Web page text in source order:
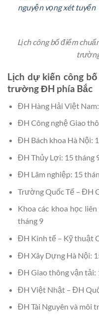
nguyện vọng xét tuyển
Lịch công bố điểm
Lịch dự kiến công
trường ĐH phía Bắc
ĐH Hàng Hải Việt
ĐH Công nghệ Giao
ĐH Bách khoa Hà Nội:
ĐH Thủy Lợi: 15 tháng
ĐH Lâm nghiệp: 15
Trường Quốc Tế – ĐH
Khoa các khoa học
tháng 9
ĐH Kinh tế – Kỹ thuật
ĐH Xây Dựng Hà Nội:
ĐH Giao thông vận tải:
ĐH Việt Nhật – ĐH
ĐH Tài Nguyên và môi